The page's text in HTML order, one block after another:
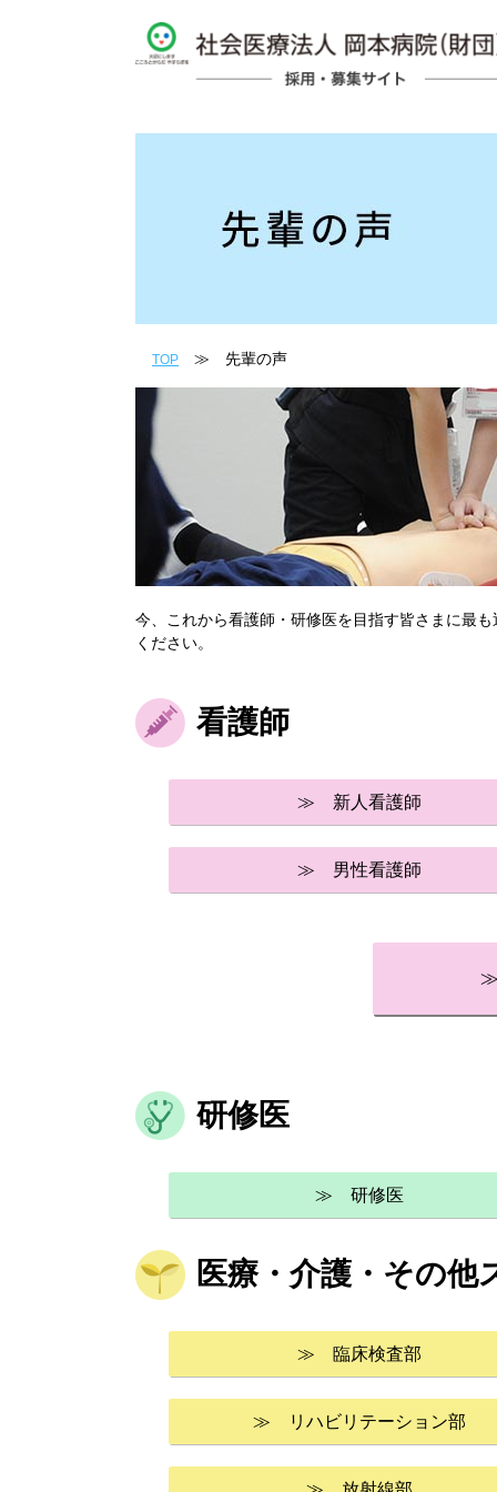
TOP ≫ 先輩の声
今、これから看護師・研修医を目指す皆さまに最
ください。
看護師
≫ 新人看護師
≫ 男性看護師
≫
研修医
≫ 研修医
医療・介護・その他
≫ 臨床検査部
≫ リハビリテーション部